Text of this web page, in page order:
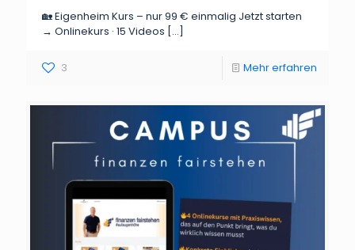
🏡 Eigenheim Kurs – nur 99 € einmalig Jetzt starten
→ Onlinekurs · 15 Videos […]
3 Mehr erfahren